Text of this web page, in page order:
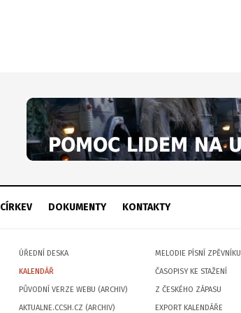
CÍRKEV DOKUMENTY KONTAKTY
ÚŘEDNÍ DESKA
KALENDÁŘ
PŮVODNÍ VERZE WEBU (ARCHIV)
AKTUALNE.CCSH.CZ (ARCHIV)
MELODIE PÍSNÍ ZPĚVNÍKU
ČASOPISY KE STAŽENÍ
Z ČESKÉHO ZÁPASU
EXPORT KALENDÁŘE